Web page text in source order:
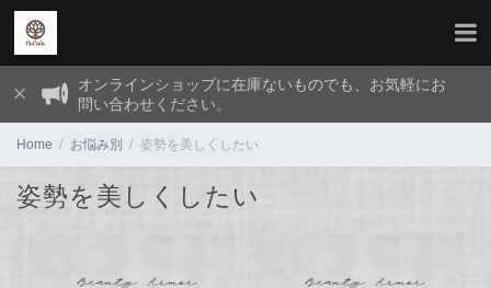
オンラインショップに在庫ないものでも、お気軽にお
問い合わせください。
Home お悩み別 姿勢を美しくしたい
姿勢を美しくしたい